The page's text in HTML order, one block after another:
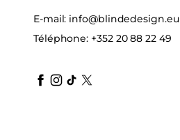
E-mail: info@blindedesign.eu
Téléphone: +352 20 88 22 49
blindedesign
blindedesign
blindedesign
blinde-design
blindedesign